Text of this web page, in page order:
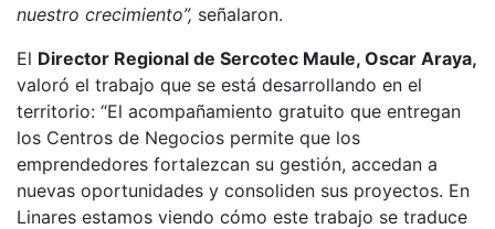
nuestro crecimiento”, señalaron.
El Director Regional de Sercotec Maule, Oscar Araya,
valoró el trabajo que se está desarrollando en el
territorio: “El acompañamiento gratuito que entregan
los Centros de Negocios permite que los
emprendedores fortalezcan su gestión, accedan a
nuevas oportunidades y consoliden sus proyectos. En
Linares estamos viendo cómo este trabajo se traduce